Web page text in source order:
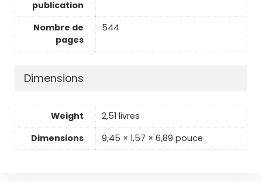
publication
Nombre de
pages
544
Dimensions
Weight
2,51 livres
Dimensions
9,45 × 1,57 × 6,89 pouce